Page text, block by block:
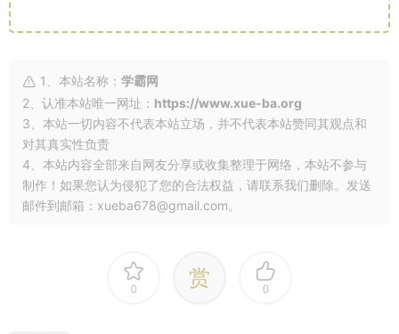
1、本站名称： 学霸网
2、认准本站唯一网址： https://www.xue-ba.org
3、本站一切内容不代表本站立场，并不代表本站赞同其观点和
对其真实性负责
4、本站内容全部来自网友分享或收集整理于网络，本站不参与
制作！如果您认为侵犯了您的合法权益，请联系我们删除。发送
邮件到邮箱：xueba678@gmail.com。
0 赏 0